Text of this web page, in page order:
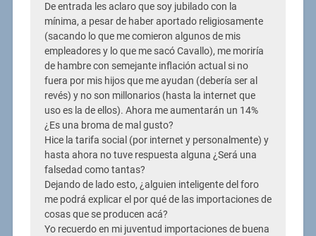
De entrada les aclaro que soy jubilado con la
mínima, a pesar de haber aportado religiosamente
(sacando lo que me comieron algunos de mis
empleadores y lo que me sacó Cavallo), me moriría
de hambre con semejante inflación actual si no
fuera por mis hijos que me ayudan (debería ser al
revés) y no son millonarios (hasta la internet que
uso es la de ellos). Ahora me aumentarán un 14%
¿Es una broma de mal gusto?
Hice la tarifa social (por internet y personalmente) y
hasta ahora no tuve respuesta alguna ¿Será una
falsedad como tantas?
Dejando de lado esto, ¿alguien inteligente del foro
me podrá explicar el por qué de las importaciones de
cosas que se producen acá?
Yo recuerdo en mi juventud importaciones de buena